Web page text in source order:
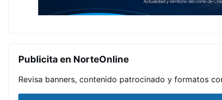
Publicita en NorteOnline
Revisa banners, contenido patrocinado y formatos